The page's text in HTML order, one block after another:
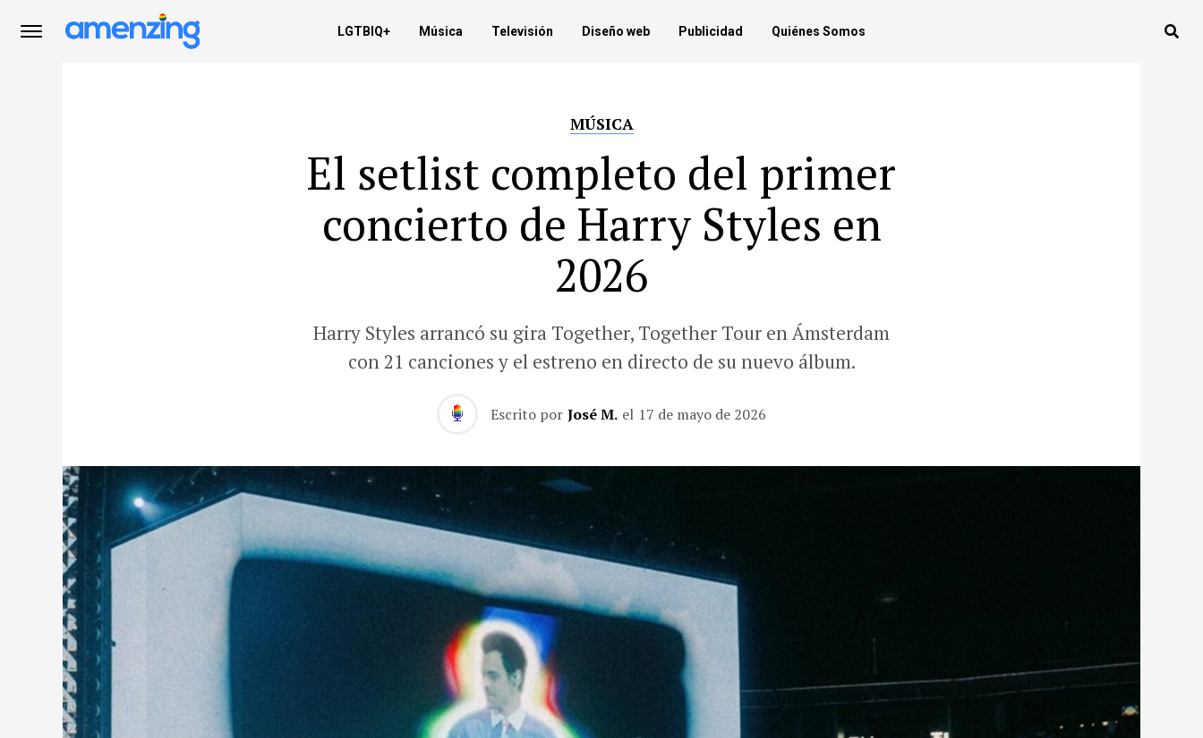
LGTBIQ+ Música Televisión Diseño web Publicidad Quiénes Somos
MÚSICA
El setlist completo del primer
concierto de Harry Styles en
2026
Harry Styles arrancó su gira Together, Together Tour en Ámsterdam
con 21 canciones y el estreno en directo de su nuevo álbum.
Escrito por José M. el 17 de mayo de 2026